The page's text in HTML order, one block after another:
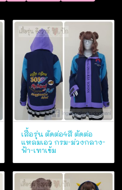
เสื้อรุ่น ตัดต่อ4สี ตัดต่อ
แหลมเอว กรม-ม่วงกลาง-
ฟ้า-เทาเข้ม